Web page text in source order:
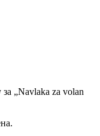
за „Navlaka za volan